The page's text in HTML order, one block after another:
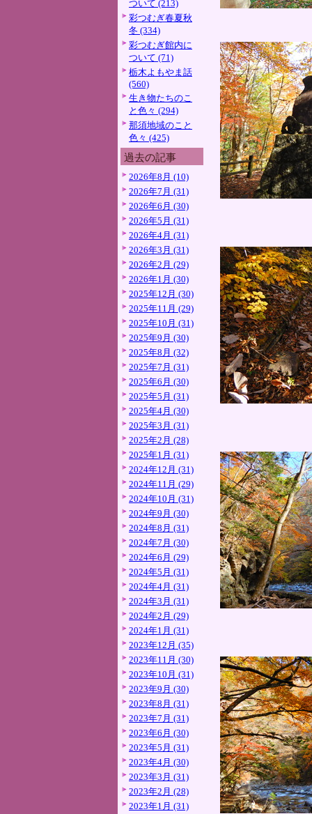
ついて (213)
彩つむぎ春夏秋
冬 (334)
彩つむぎ館内に
ついて (71)
栃木よもやま話
(560)
生き物たちのこ
と色々 (294)
那須地域のこと
色々 (425)
過去の記事
2026年8月 (10)
2026年7月 (31)
2026年6月 (30)
2026年5月 (31)
2026年4月 (31)
2026年3月 (31)
2026年2月 (29)
2026年1月 (30)
2025年12月 (30)
2025年11月 (29)
2025年10月 (31)
2025年9月 (30)
2025年8月 (32)
2025年7月 (31)
2025年6月 (30)
2025年5月 (31)
2025年4月 (30)
2025年3月 (31)
2025年2月 (28)
2025年1月 (31)
2024年12月 (31)
2024年11月 (29)
2024年10月 (31)
2024年9月 (30)
2024年8月 (31)
2024年7月 (30)
2024年6月 (29)
2024年5月 (31)
2024年4月 (31)
2024年3月 (31)
2024年2月 (29)
2024年1月 (31)
2023年12月 (35)
2023年11月 (30)
2023年10月 (31)
2023年9月 (30)
2023年8月 (31)
2023年7月 (31)
2023年6月 (30)
2023年5月 (31)
2023年4月 (30)
2023年3月 (31)
2023年2月 (28)
2023年1月 (31)